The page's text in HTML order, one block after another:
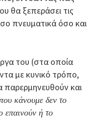
θα ξεπεράσει τις
πνευματικά όσο και
του (στα οποία
με κυνικό τρόπο,
παρερμηνευθούν και
κάνουμε δεν το
επαινούν ή το